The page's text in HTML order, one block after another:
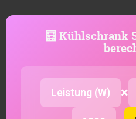
🧮 Kühlschrank
Leistung (W) ×